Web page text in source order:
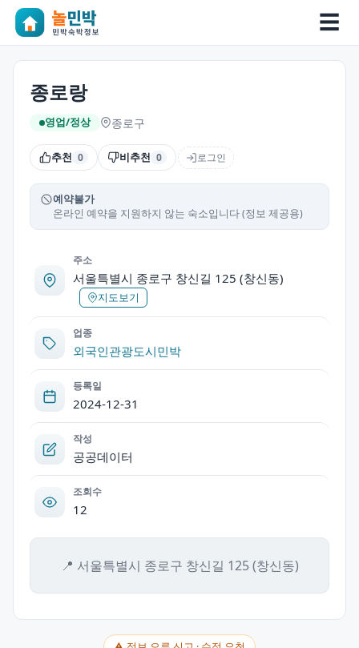
☰
종로랑
영업/정상 종로구
추천 0 비추천 0 로그인
예약불가
온라인 예약을 지원하지 않는 숙소입니다 (정보 제공용)
주소
서울특별시 종로구 창신길 125 (창신동)
지도보기
업종
외국인관광도시민박
등록일
2024-12-31
작성
공공데이터
조회수
12
📍 서울특별시 종로구 창신길 125 (창신동)